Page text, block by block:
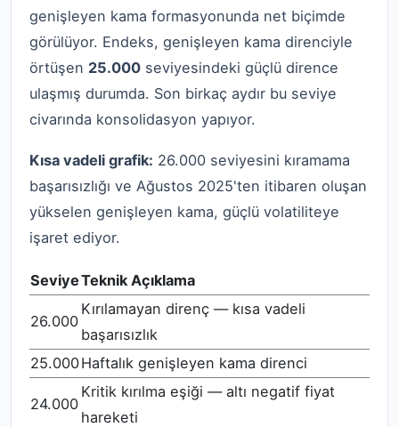
genişleyen kama formasyonunda net biçimde
görülüyor. Endeks, genişleyen kama direnciyle
örtüşen 25.000 seviyesindeki güçlü dirence
ulaşmış durumda. Son birkaç aydır bu seviye
civarında konsolidasyon yapıyor.
Kısa vadeli grafik: 26.000 seviyesini kıramama
başarısızlığı ve Ağustos 2025'ten itibaren oluşan
yükselen genişleyen kama, güçlü volatiliteye
işaret ediyor.
SeviyeTeknik Açıklama
26.000
Kırılamayan direnç — kısa vadeli
başarısızlık
25.000Haftalık genişleyen kama direnci
24.000
Kritik kırılma eşiği — altı negatif fiyat
hareketi